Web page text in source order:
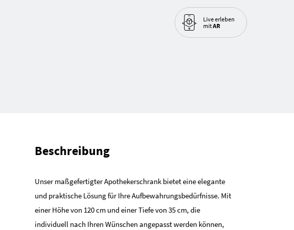
Live erleben
mitAR
Beschreibung
Unser maßgefertigter Apothekerschrank bietet eine elegante
und praktische Lösung für Ihre Aufbewahrungsbedürfnisse. Mit
einer Höhe von 120 cm und einer Tiefe von 35 cm, die
individuell nach Ihren Wünschen angepasst werden können,